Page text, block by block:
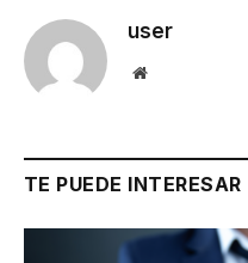
user
Website
TE PUEDE INTERESAR